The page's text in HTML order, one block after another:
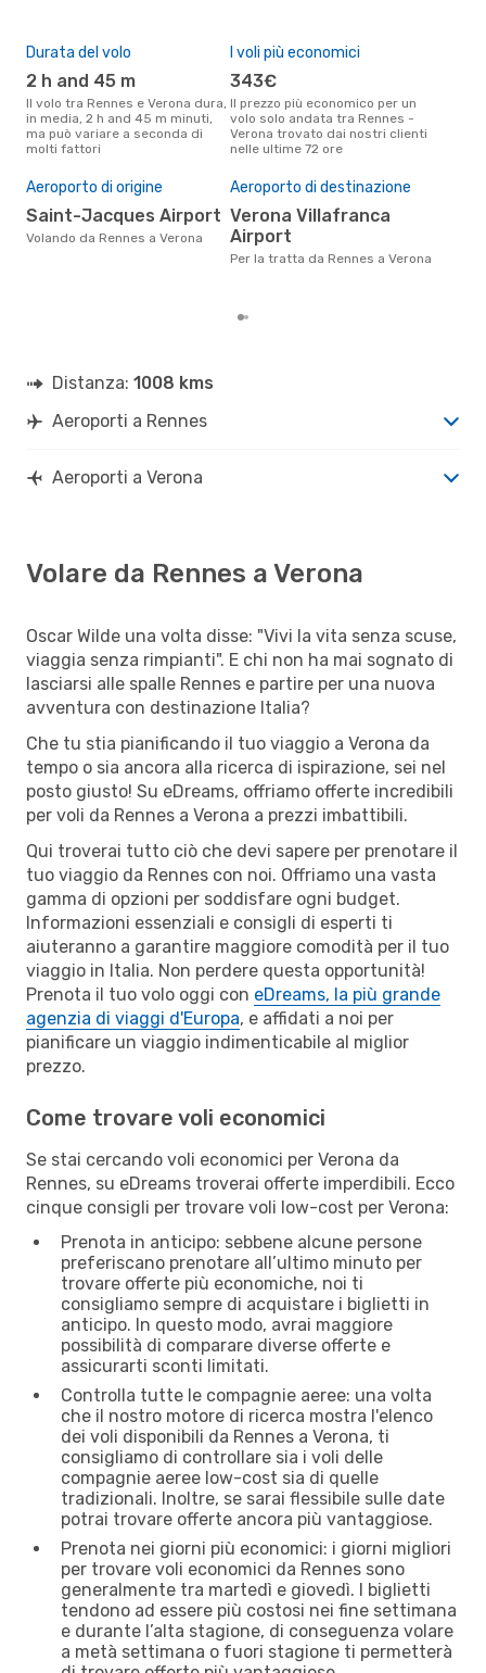
Durata del volo
2 h and 45 m
Il volo tra Rennes e Verona dura,
in media, 2 h and 45 m minuti,
ma può variare a seconda di
molti fattori
I voli più economici
343€
Il prezzo più economico per un
volo solo andata tra Rennes -
Verona trovato dai nostri clienti
nelle ultime 72 ore
Aeroporto di origine
Saint-Jacques Airport
Volando da Rennes a Verona
Aeroporto di destinazione
Verona Villafranca
Airport
Per la tratta da Rennes a Verona
Distanza: 1008 kms
Aeroporti a Rennes
Aeroporti a Verona
Volare da Rennes a Verona
Oscar Wilde una volta disse: "Vivi la vita senza scuse,
viaggia senza rimpianti". E chi non ha mai sognato di
lasciarsi alle spalle Rennes e partire per una nuova
avventura con destinazione Italia?
Che tu stia pianificando il tuo viaggio a Verona da
tempo o sia ancora alla ricerca di ispirazione, sei nel
posto giusto! Su eDreams, offriamo offerte incredibili
per voli da Rennes a Verona a prezzi imbattibili.
Qui troverai tutto ciò che devi sapere per prenotare il
tuo viaggio da Rennes con noi. Offriamo una vasta
gamma di opzioni per soddisfare ogni budget.
Informazioni essenziali e consigli di esperti ti
aiuteranno a garantire maggiore comodità per il tuo
viaggio in Italia. Non perdere questa opportunità!
Prenota il tuo volo oggi con eDreams, la più grande
agenzia di viaggi d'Europa, e affidati a noi per
pianificare un viaggio indimenticabile al miglior
prezzo.
Come trovare voli economici
Se stai cercando voli economici per Verona da
Rennes, su eDreams troverai offerte imperdibili. Ecco
cinque consigli per trovare voli low-cost per Verona:
Prenota in anticipo: sebbene alcune persone
preferiscano prenotare all’ultimo minuto per
trovare offerte più economiche, noi ti
consigliamo sempre di acquistare i biglietti in
anticipo. In questo modo, avrai maggiore
possibilità di comparare diverse offerte e
assicurarti sconti limitati.
Controlla tutte le compagnie aeree: una volta
che il nostro motore di ricerca mostra l'elenco
dei voli disponibili da Rennes a Verona, ti
consigliamo di controllare sia i voli delle
compagnie aeree low-cost sia di quelle
tradizionali. Inoltre, se sarai flessibile sulle date
potrai trovare offerte ancora più vantaggiose.
Prenota nei giorni più economici: i giorni migliori
per trovare voli economici da Rennes sono
generalmente tra martedì e giovedì. I biglietti
tendono ad essere più costosi nei fine settimana
e durante l’alta stagione, di conseguenza volare
a metà settimana o fuori stagione ti permetterà